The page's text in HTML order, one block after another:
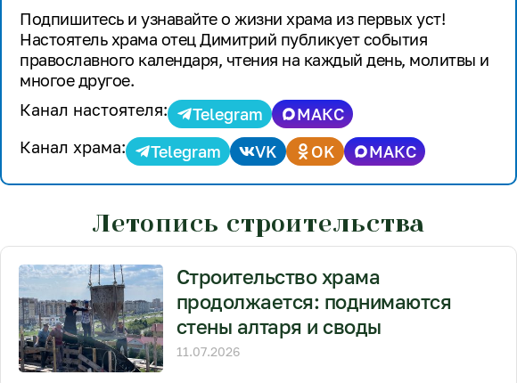
Подпишитесь и узнавайте о жизни храма из первых уст!
Настоятель храма отец Димитрий публикует события
православного календаря, чтения на каждый день, молитвы и
многое другое.
Канал настоятеля:
Telegram
МАКС
Канал храма:
Telegram VK OK МАКС
Летопись строительства
Строительство храма
продолжается: поднимаются
стены алтаря и своды
11.07.2026